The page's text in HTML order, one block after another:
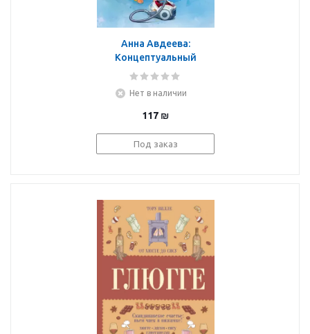
Анна Авдеева:
Концептуальный
порядок
Нет в наличии
117 ₪
Под заказ